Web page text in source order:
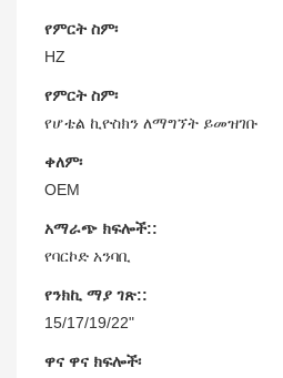
የምርት ስም፡
HZ
የምርት ስም፡
የሆቴል ኪዮስክን ለማግኘት ይመዝገቡ
ቀለም፡
OEM
አማራጭ ክፍሎች::
የባርኮድ አንባቢ
የንክኪ ማያ ገጽ::
15/17/19/22"
ዋና ዋና ክፍሎች፡